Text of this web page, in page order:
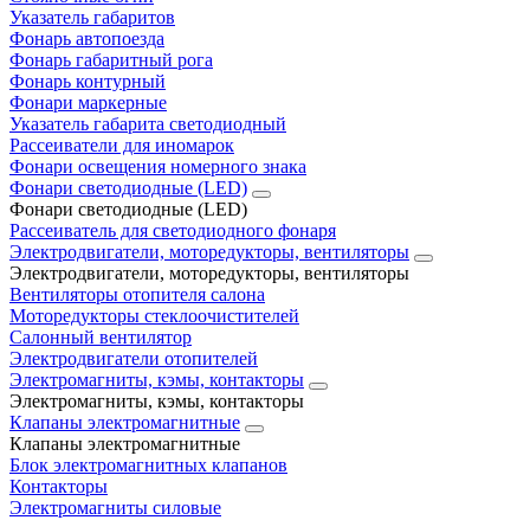
Указатель габаритов
Фонарь автопоезда
Фонарь габаритный рога
Фонарь контурный
Фонари маркерные
Указатель габарита светодиодный
Рассеиватели для иномарок
Фонари освещения номерного знака
Фонари светодиодные (LED)
Фонари светодиодные (LED)
Рассеиватель для светодиодного фонаря
Электродвигатели, моторедукторы, вентиляторы
Электродвигатели, моторедукторы, вентиляторы
Вентиляторы отопителя салона
Моторедукторы стеклоочистителей
Салонный вентилятор
Электродвигатели отопителей
Электромагниты, кэмы, контакторы
Электромагниты, кэмы, контакторы
Клапаны электромагнитные
Клапаны электромагнитные
Блок электромагнитных клапанов
Контакторы
Электромагниты силовые